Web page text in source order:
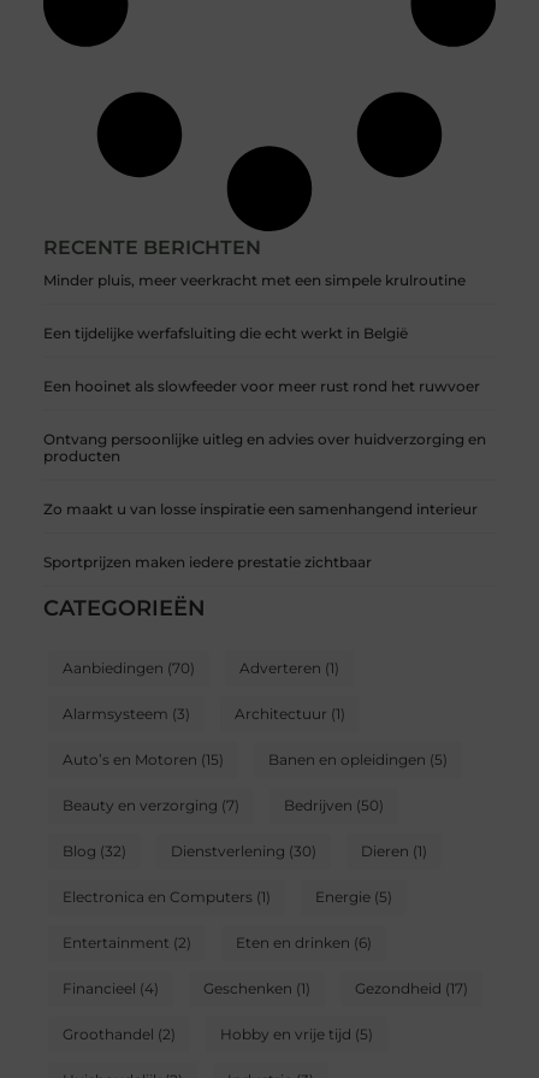
RECENTE BERICHTEN
Minder pluis, meer veerkracht met een simpele krulroutine
Een tijdelijke werfafsluiting die echt werkt in België
Een hooinet als slowfeeder voor meer rust rond het ruwvoer
Ontvang persoonlijke uitleg en advies over huidverzorging en
producten
Zo maakt u van losse inspiratie een samenhangend interieur
Sportprijzen maken iedere prestatie zichtbaar
CATEGORIEËN
Aanbiedingen (70) Adverteren (1)
Alarmsysteem (3) Architectuur (1)
Auto’s en Motoren (15) Banen en opleidingen (5)
Beauty en verzorging (7) Bedrijven (50)
Blog (32) Dienstverlening (30) Dieren (1)
Electronica en Computers(1) Energie(5)
Entertainment (2) Eten en drinken (6)
Financieel (4) Geschenken (1) Gezondheid (17)
Groothandel (2) Hobby en vrije tijd (5)